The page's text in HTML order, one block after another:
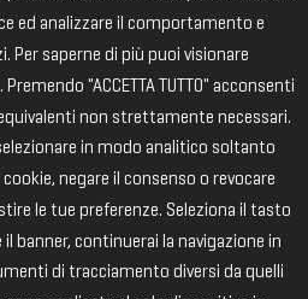
ed analizzare il comportamento e
Per saperne di più puoi visionare
. Premendo "ACCETTA TUTTO" acconsenti
non strettamente necessari.
in modo analitico soltanto
negare il consenso o revocare
le tue preferenze. Seleziona il tasto
il banner, continuerai la navigazione in
di tracciamento diversi da quelli